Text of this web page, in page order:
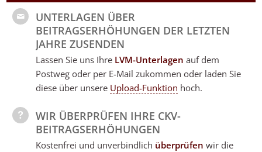
UNTERLAGEN ÜBER
BEITRAGSERHÖHUNGEN DER LETZTEN
JAHRE ZUSENDEN
Lassen Sie uns Ihre LVM-Unterlagen auf dem
Postweg oder per E-Mail zukommen oder laden Sie
diese über unsere Upload-Funktion hoch.
WIR ÜBERPRÜFEN IHRE CKV-
BEITRAGSERHÖHUNGEN
Kostenfrei und unverbindlich überprüfen wir die